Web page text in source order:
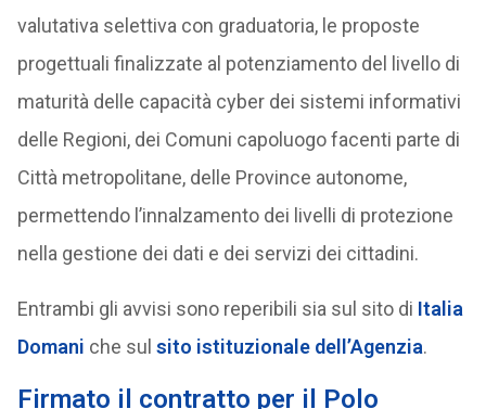
valutativa selettiva con graduatoria, le proposte
progettuali finalizzate al potenziamento del livello di
maturità delle capacità cyber dei sistemi informativi
delle Regioni, dei Comuni capoluogo facenti parte di
Città metropolitane, delle Province autonome,
permettendo l’innalzamento dei livelli di protezione
nella gestione dei dati e dei servizi dei cittadini.
Entrambi gli avvisi sono reperibili sia sul sito di Italia
Domani che sul sito istituzionale dell’Agenzia.
Firmato il contratto per il Polo